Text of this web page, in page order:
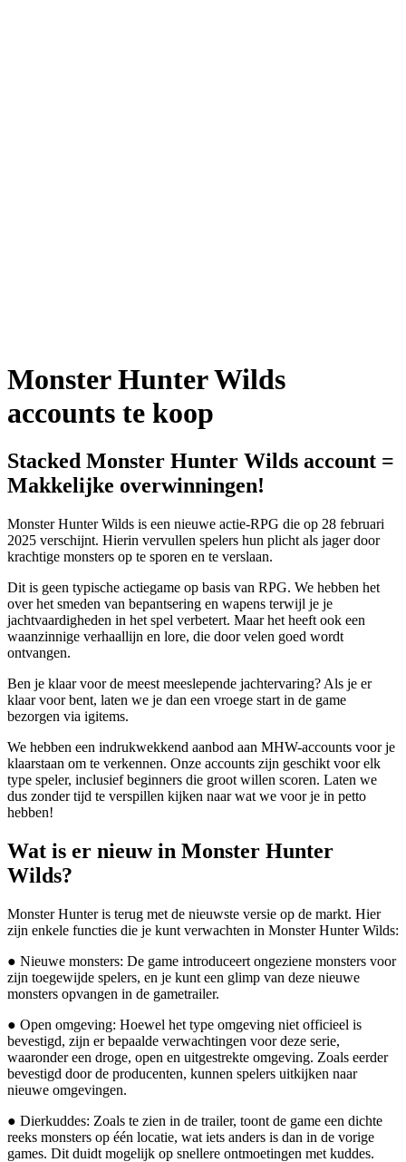
Monster Hunter Wilds
accounts te koop
Stacked Monster Hunter Wilds account =
Makkelijke overwinningen!
Monster Hunter Wilds is een nieuwe actie-RPG die op 28 februari
2025 verschijnt. Hierin vervullen spelers hun plicht als jager door
krachtige monsters op te sporen en te verslaan.
Dit is geen typische actiegame op basis van RPG. We hebben het
over het smeden van bepantsering en wapens terwijl je je
jachtvaardigheden in het spel verbetert. Maar het heeft ook een
waanzinnige verhaallijn en lore, die door velen goed wordt
ontvangen.
Ben je klaar voor de meest meeslepende jachtervaring? Als je er
klaar voor bent, laten we je dan een vroege start in de game
bezorgen via igitems.
We hebben een indrukwekkend aanbod aan MHW-accounts voor je
klaarstaan om te verkennen. Onze accounts zijn geschikt voor elk
type speler, inclusief beginners die groot willen scoren. Laten we
dus zonder tijd te verspillen kijken naar wat we voor je in petto
hebben!
Wat is er nieuw in Monster Hunter
Wilds?
Monster Hunter is terug met de nieuwste versie op de markt. Hier
zijn enkele functies die je kunt verwachten in Monster Hunter Wilds:
● Nieuwe monsters: De game introduceert ongeziene monsters voor
zijn toegewijde spelers, en je kunt een glimp van deze nieuwe
monsters opvangen in de gametrailer.
● Open omgeving: Hoewel het type omgeving niet officieel is
bevestigd, zijn er bepaalde verwachtingen voor deze serie,
waaronder een droge, open en uitgestrekte omgeving. Zoals eerder
bevestigd door de producenten, kunnen spelers uitkijken naar
nieuwe omgevingen.
● Dierkuddes: Zoals te zien in de trailer, toont de game een dichte
reeks monsters op één locatie, wat iets anders is dan in de vorige
games. Dit duidt mogelijk op snellere ontmoetingen met kuddes.